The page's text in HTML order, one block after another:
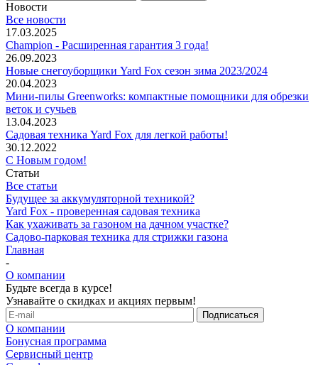
Новости
Все новости
17.03.2025
Champion - Расширенная гарантия 3 года!
26.09.2023
Новые снегоуборщики Yard Fox сезон зима 2023/2024
20.04.2023
Мини-пилы Greenworks: компактные помощники для обрезки
веток и сучьев
13.04.2023
Садовая техника Yard Fox для легкой работы!
30.12.2022
С Новым годом!
Статьи
Все статьи
Будущее за аккумуляторной техникой?
Yard Fox - проверенная садовая техника
Как ухаживать за газоном на дачном участке?
Садово-парковая техника для стрижки газона
Главная
-
О компании
Будьте всегда в курсе!
Узнавайте о скидках и акциях первым!
О компании
Бонусная программа
Сервисный центр